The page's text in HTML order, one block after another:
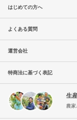
はじめての方へ
よくある質問
運営会社
特商法に基づく表記
生
農